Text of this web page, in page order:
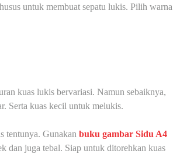
untuk membuat sepatu lukis. Pilih warna
kuas lukis bervariasi. Namun sebaiknya,
Serta kuas kecil untuk melukis.
tentunya. Gunakan buku gambar Sidu A4
dan juga tebal. Siap untuk ditorehkan kuas